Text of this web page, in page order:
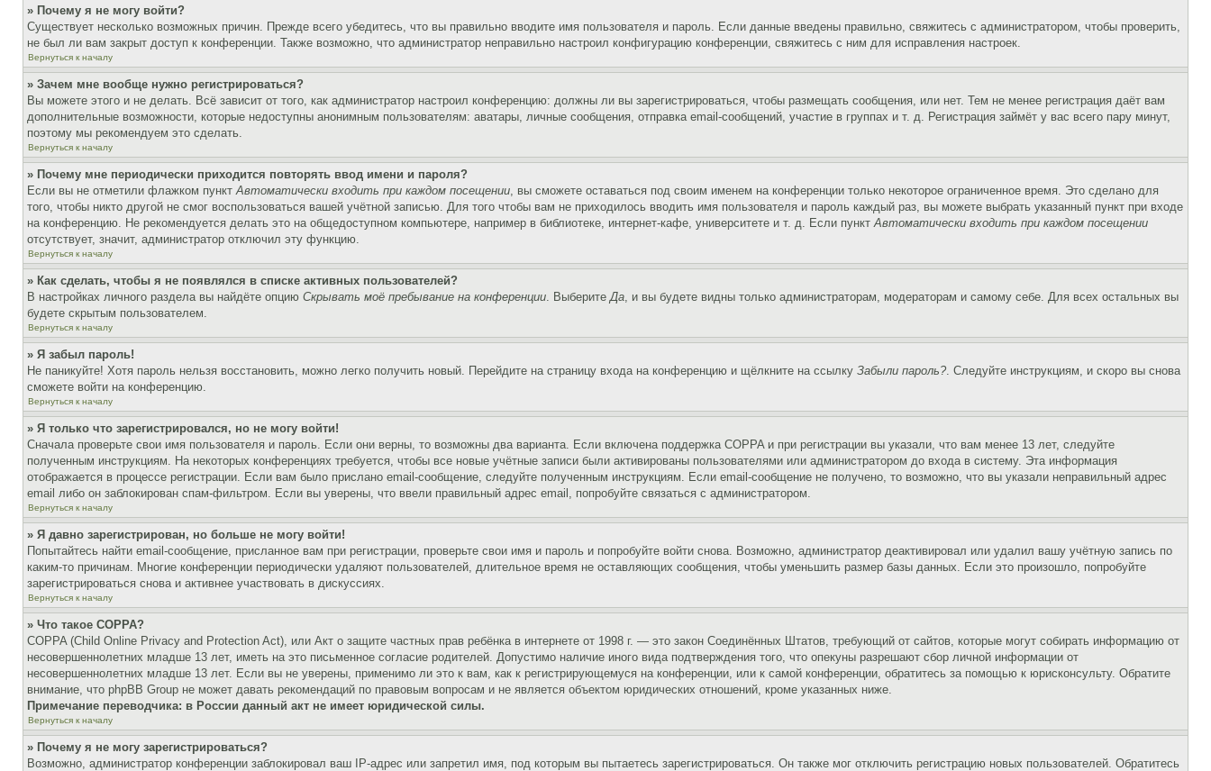
» Почему я не могу войти?
Существует несколько возможных причин. Прежде всего убедитесь, что вы правильно вводите имя пользователя и пароль. Если данные введены правильно, свяжитесь с администратором, чтобы проверить,
не был ли вам закрыт доступ к конференции. Также возможно, что администратор неправильно настроил конфигурацию конференции, свяжитесь с ним для исправления настроек.
Вернуться к началу
» Зачем мне вообще нужно регистрироваться?
Вы можете этого и не делать. Всё зависит от того, как администратор настроил конференцию: должны ли вы зарегистрироваться, чтобы размещать сообщения, или нет. Тем не менее регистрация даёт вам
дополнительные возможности, которые недоступны анонимным пользователям: аватары, личные сообщения, отправка email-сообщений, участие в группах и т. д. Регистрация займёт у вас всего пару минут,
поэтому мы рекомендуем это сделать.
Вернуться к началу
» Почему мне периодически приходится повторять ввод имени и пароля?
Если вы не отметили флажком пунктАвтоматически входить при каждом посещении, вы сможете оставаться под своим именем на конференции только некоторое ограниченное время. Это сделано для
того, чтобы никто другой не смог воспользоваться вашей учётной записью. Для того чтобы вам не приходилось вводить имя пользователя и пароль каждый раз, вы можете выбрать указанный пункт при входе
на конференцию. Не рекомендуется делать это на общедоступном компьютере, например в библиотеке, интернет-кафе, университете и т. д. Если пунктАвтоматически входить при каждом посещении
отсутствует, значит, администратор отключил эту функцию.
Вернуться к началу
» Как сделать, чтобы я не появлялся в списке активных пользователей?
В настройках личного раздела вы найдёте опцию Скрывать моё пребывание на конференции. ВыберитеДа, и вы будете видны только администраторам, модераторам и самому себе. Для всех остальных вы
будете скрытым пользователем.
Вернуться к началу
» Я забыл пароль!
Не паникуйте! Хотя пароль нельзя восстановить, можно легко получить новый. Перейдите на страницу входа на конференцию и щёлкните на ссылку Забыли пароль?. Следуйте инструкциям, и скоро вы снова
сможете войти на конференцию.
Вернуться к началу
» Я только что зарегистрировался, но не могу войти!
Сначала проверьте свои имя пользователя и пароль. Если они верны, то возможны два варианта. Если включена поддержка COPPA и при регистрации вы указали, что вам менее 13 лет, следуйте
полученным инструкциям. На некоторых конференциях требуется, чтобы все новые учётные записи были активированы пользователями или администратором до входа в систему. Эта информация
отображается в процессе регистрации. Если вам было прислано email-сообщение, следуйте полученным инструкциям. Если email-сообщение не получено, то возможно, что вы указали неправильный адрес
email либо он заблокирован спам-фильтром. Если вы уверены, что ввели правильный адрес email, попробуйте связаться с администратором.
Вернуться к началу
» Я давно зарегистрирован, но больше не могу войти!
Попытайтесь найти email-сообщение, присланное вам при регистрации, проверьте свои имя и пароль и попробуйте войти снова. Возможно, администратор деактивировал или удалил вашу учётную запись по
каким-то причинам. Многие конференции периодически удаляют пользователей, длительное время не оставляющих сообщения, чтобы уменьшить размер базы данных. Если это произошло, попробуйте
зарегистрироваться снова и активнее участвовать в дискуссиях.
Вернуться к началу
» Что такое COPPA?
COPPA (Child Online Privacy and Protection Act), или Акт о защите частных прав ребёнка в интернете от 1998 г. — это закон Соединённых Штатов, требующий от сайтов, которые могут собирать информацию от
несовершеннолетних младше 13 лет, иметь на это письменное согласие родителей. Допустимо наличие иного вида подтверждения того, что опекуны разрешают сбор личной информации от
несовершеннолетних младше 13 лет. Если вы не уверены, применимо ли это к вам, как к регистрирующемуся на конференции, или к самой конференции, обратитесь за помощью к юрисконсульту. Обратите
внимание, что phpBB Group не может давать рекомендаций по правовым вопросам и не является объектом юридических отношений, кроме указанных ниже.
Примечание переводчика: в России данный акт не имеет юридической силы.
Вернуться к началу
» Почему я не могу зарегистрироваться?
Возможно, администратор конференции заблокировал ваш IP-адрес или запретил имя, под которым вы пытаетесь зарегистрироваться. Он также мог отключить регистрацию новых пользователей. Обратитесь